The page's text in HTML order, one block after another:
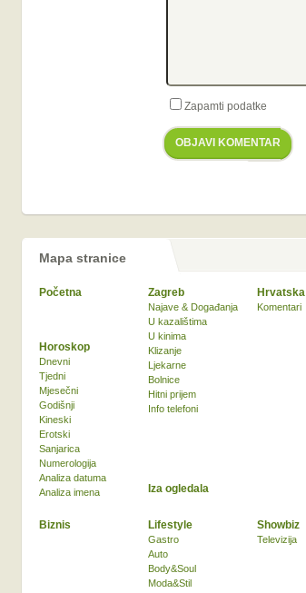
Zapamti podatke
OBJAVI KOMENTAR
Mapa stranice
Početna Zagreb
Najave & Događanja
U kazalištima
U kinima
Klizanje
Ljekarne
Bolnice
Hitni prijem
Info telefoni
Hrvatska
Komentari
Biznis Lifestyle
Gastro
Auto
Body&Soul
Moda&Stil
Showbiz
Televizija
Horoskop
Dnevni
Tjedni
Mjesečni
Godišnji
Kineski
Erotski
Sanjarica
Numerologija
Analiza datuma
Analiza imena
Iza ogledala